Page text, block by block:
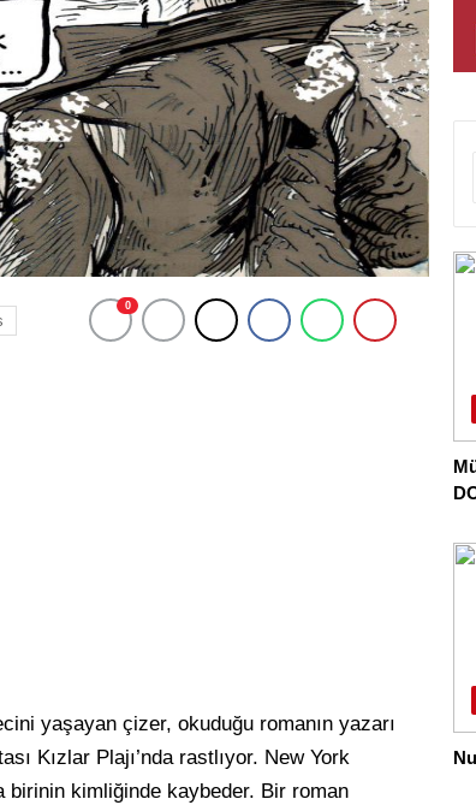
0
yaşayan çizer, okuduğu romanın yazarı
Kızlar Plajı’nda rastlıyor. New York
birinin kimliğinde kaybeder. Bir roman